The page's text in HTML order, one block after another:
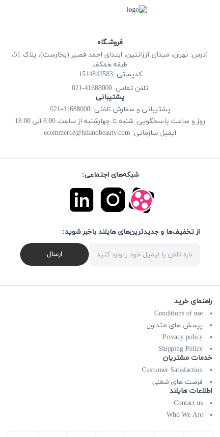
فروشـگاه
آدرس: تهران، میدان آرژانتین، ابتدای احمد قصیر (بخارست)، پلاک 51،
طبقه همکف
کدپستی: 1514843583
تلفن تماس: 41688000-021
پشتیبانی
پشتیبانی و سفارش تلفنی: 41688000-021
روز و ساعت پاسخگویی: شنبه تا چهارشنبه از ساعت 8:00 الی 18:00
ایمیل سازمانی: ecommerce@hilandbeauty.com
شبکه‌های اجتماعی:
از تخفیف‌ها و جدیدترین‌های هایلند باخبر شوید:
ارسال
راهنمای خرید
Conditions of use
پرسش های متداول
Privacy policy
Shipping Policy
خدمات مشتریان
Custumer Satisfaction
فرصت های شغلی
اطلاعات هایلند
Contact us
Who We Are